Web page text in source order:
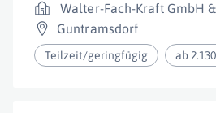
Walter-Fach-Kraft GmbH &
Guntramsdorf
Teilzeit/geringfügig ab